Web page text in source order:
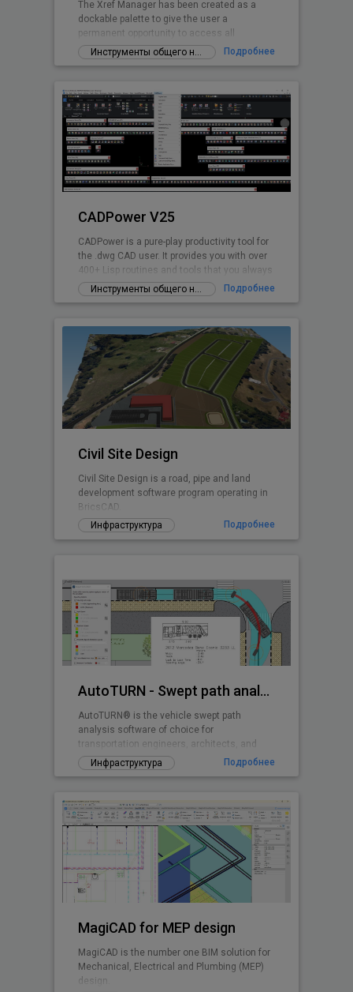
The Xref Manager has been created as a
dockable palette to give the user a
permanent opportunity to access all
referenced Drawings.
Инструменты общего назначения Подробнее
CADPower V25
CADPower is a pure-play productivity tool for
the .dwg CAD user. It provides you with over
400+ Lisp routines and tools that you always
wanted but found missin
Инструменты общего назначения Подробнее
Civil Site Design
Civil Site Design is a road, pipe and land
development software program operating in
BricsCAD.
Инфраструктура
Подробнее
AutoTURN - Swept path analysis software
AutoTURN® is the vehicle swept path
analysis software of choice for
transportation engineers, architects, and
planners worldwide.
Инфраструктура Подробнее
MagiCAD for MEP design
MagiCAD is the number one BIM solution for
Mechanical, Electrical and Plumbing (MEP)
design.